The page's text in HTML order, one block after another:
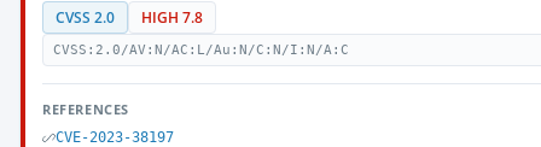
CVSS 2.0 HIGH 7.8
CVSS:2.0/AV:N/AC:L/Au:N/C:N/I:N/A:C
REFERENCES
CVE-2023-38197